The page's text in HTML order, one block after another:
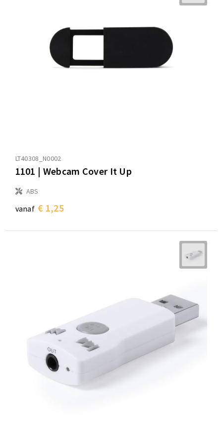
LT40308_N0002
1101 | Webcam Cover It Up
ABS
vanaf € 1,25